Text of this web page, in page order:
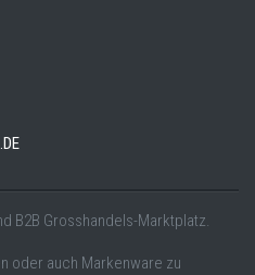
B2B Grosshandels-Marktplatz.
oder auch Markenware zu